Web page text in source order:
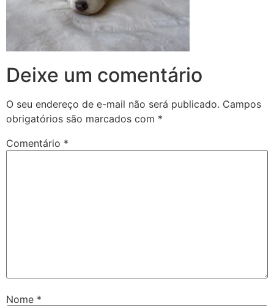
Deixe um comentário
O seu endereço de e-mail não será publicado. Campos
obrigatórios são marcados com *
Comentário *
Nome *